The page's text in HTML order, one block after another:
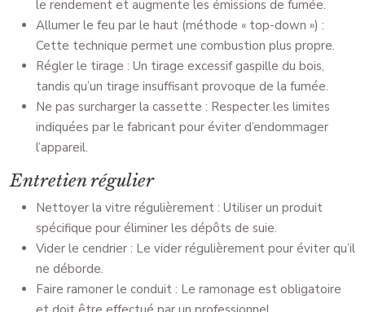
le rendement et augmente les émissions de fumée.
Allumer le feu par le haut (méthode « top-down ») :
Cette technique permet une combustion plus propre.
Régler le tirage : Un tirage excessif gaspille du bois,
tandis qu’un tirage insuffisant provoque de la fumée.
Ne pas surcharger la cassette : Respecter les limites
indiquées par le fabricant pour éviter d’endommager
l’appareil.
Entretien régulier
Nettoyer la vitre régulièrement : Utiliser un produit
spécifique pour éliminer les dépôts de suie.
Vider le cendrier : Le vider régulièrement pour éviter qu’il
ne déborde.
Faire ramoner le conduit : Le ramonage est obligatoire